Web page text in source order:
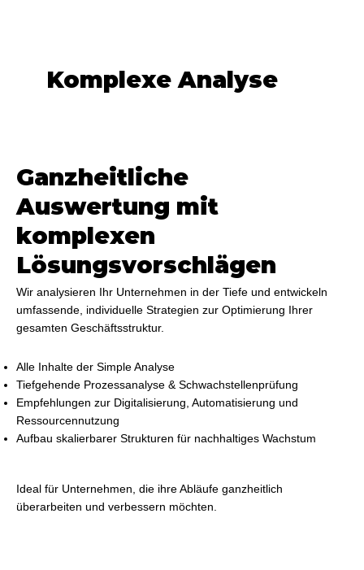
Komplexe Analyse
Ganzheitliche
Auswertung mit
komplexen
Lösungsvorschlägen
Wir analysieren Ihr Unternehmen in der Tiefe und entwickeln
umfassende, individuelle Strategien zur Optimierung Ihrer
gesamten Geschäftsstruktur.
Alle Inhalte der Simple Analyse
Tiefgehende Prozessanalyse & Schwachstellenprüfung
Empfehlungen zur Digitalisierung, Automatisierung und
Ressourcennutzung
Aufbau skalierbarer Strukturen für nachhaltiges Wachstum
Ideal für Unternehmen, die ihre Abläufe ganzheitlich
überarbeiten und verbessern möchten.